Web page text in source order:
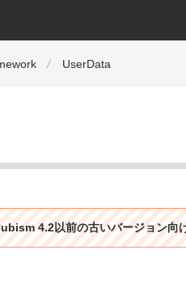
UserData
4.2以前の古いバージョン向